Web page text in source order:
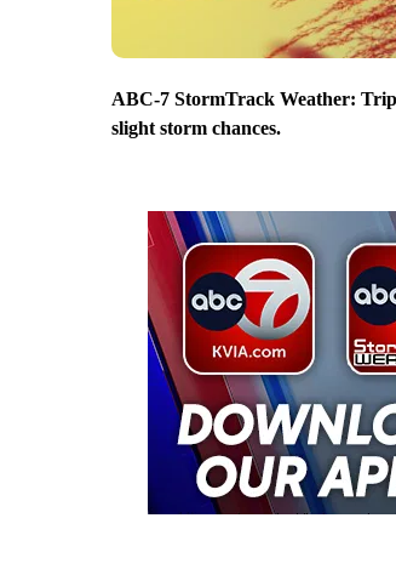
ABC-7 StormTrack Weather:
slight storm chances.